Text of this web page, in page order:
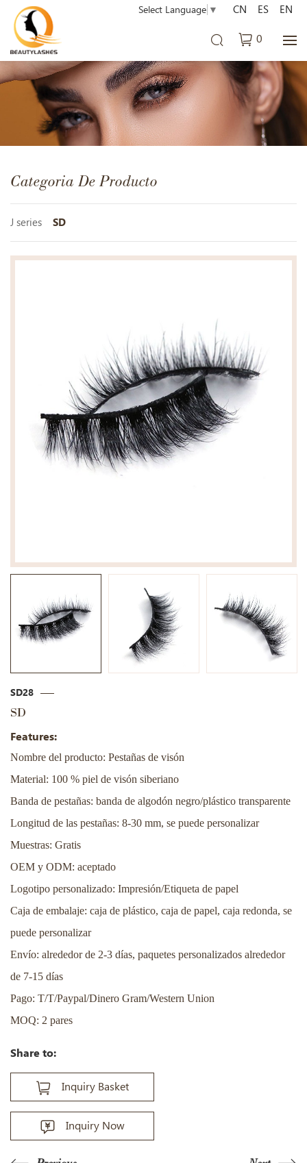
Select Language ▼
0
CN ES EN
Categoria De Producto
J series SD
SD28
SD
Features:
Nombre del producto: Pestañas de visón
Material: 100 % piel de visón siberiano
Banda de pestañas: banda de algodón negro/plástico transparente
Longitud de las pestañas: 8-30 mm, se puede personalizar
Muestras: Gratis
OEM y ODM: aceptado
Logotipo personalizado: Impresión/Etiqueta de papel
Caja de embalaje: caja de plástico, caja de papel, caja redonda, se
puede personalizar
Envío: alrededor de 2-3 días, paquetes personalizados alrededor
de 7-15 días
Pago: T/T/Paypal/Dinero Gram/Western Union
MOQ: 2 pares
Share to:
Inquiry Basket
Inquiry Now